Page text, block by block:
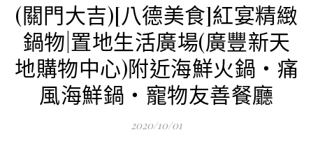
(關門大吉)[八德美食]紅宴精緻
鍋物|置地生活廣場(廣豐新天
地購物中心)附近海鮮火鍋‧痛
風海鮮鍋‧寵物友善餐廳
2020/10/01